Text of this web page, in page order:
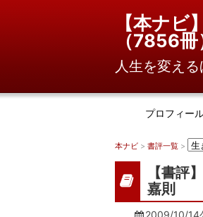
【本ナ
（7856冊
人生を変え
プロフィー
本ナビ > 書評一覧 >
【書評
嘉則
2009/10/14